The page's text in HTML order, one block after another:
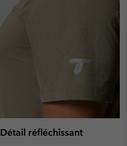
Détail réfléchissant